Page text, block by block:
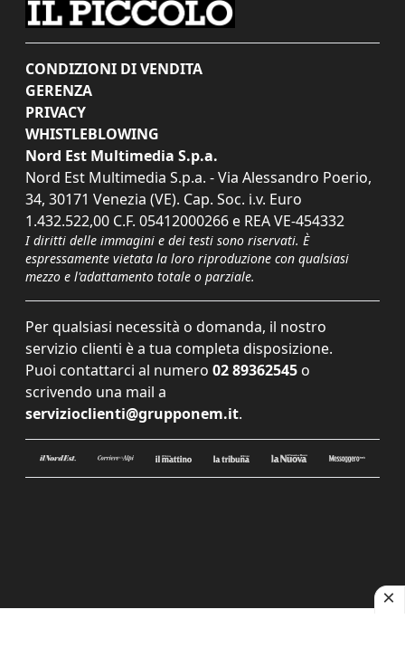
CONDIZIONI DI VENDITA
GERENZA
PRIVACY
WHISTLEBLOWING
Nord Est Multimedia S.p.a.
Nord Est Multimedia S.p.a. - Via Alessandro Poerio,
34, 30171 Venezia (VE). Cap. Soc. i.v. Euro
1.432.522,00 C.F. 05412000266 e REA VE-454332
I diritti delle immagini e dei testi sono riservati. È
espressamente vietata la loro riproduzione con qualsiasi
mezzo e l'adattamento totale o parziale.
Per qualsiasi necessità o domanda, il nostro
servizio clienti è a tua completa disposizione.
Puoi contattarci al numero 02 89362545 o
scrivendo una mail a
servizioclienti@grupponem.it.